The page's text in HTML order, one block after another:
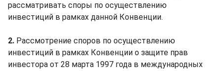
рассматривать споры по осуществлению
инвестиций в рамках данной Конвенции.
2. Рассмотрение споров по осуществлению
инвестиций в рамках Конвенции о защите прав
инвестора от 28 марта 1997 года в международных